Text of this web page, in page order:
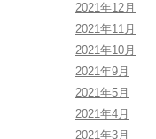
2021年12月
2021年11月
2021年10月
2021年9月
2021年5月
2021年4月
2021年3月